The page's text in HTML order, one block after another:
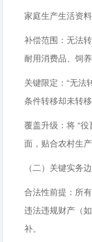
家庭生产生活资
补偿范围：无法
耐用消费品、饲养
关键限定：“无
条件转移却未转
覆盖升级：将 “役
面，贴合农村生产
（二）关键实务
合法性前提：所
违法违规财产（
补。